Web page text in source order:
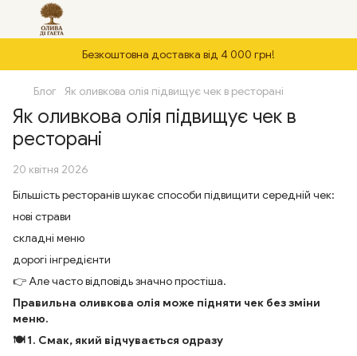
Безкоштовна доставка від 4 000 грн!
Блог Як оливкова олія підвищує чек в ресторані
Як оливкова олія підвищує чек в
ресторані
20 квітня 2026
Більшість ресторанів шукає способи підвищити середній чек:
нові страви
складні меню
дорогі інгредієнти
👉 Але часто відповідь значно простіша.
Правильна оливкова олія може підняти чек без зміни
меню.
🍽 1. Смак, який відчувається одразу